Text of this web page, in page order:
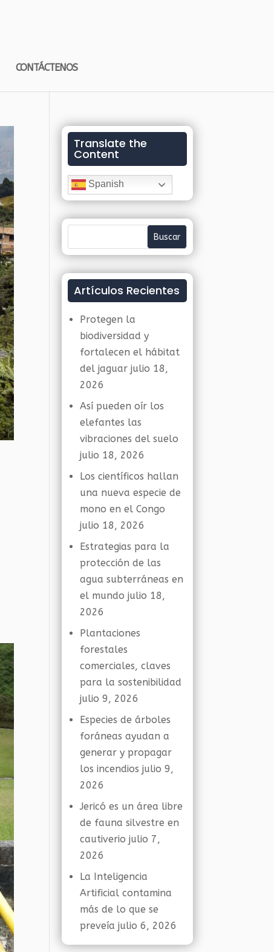
CONTÁCTENOS
Translate the
Content
Spanish
Artículos Recientes
Protegen la
biodiversidad y
fortalecen el hábitat
del jaguar julio 18,
2026
Así pueden oír los
elefantes las
vibraciones del suelo
julio 18, 2026
Los científicos hallan
una nueva especie de
mono en el Congo
julio 18, 2026
Estrategias para la
protección de las
agua subterráneas en
el mundo julio 18,
2026
Plantaciones
forestales
comerciales, claves
para la sostenibilidad
julio 9, 2026
Especies de árboles
foráneas ayudan a
generar y propagar
los incendios julio 9,
2026
Jericó es un área libre
de fauna silvestre en
cautiverio julio 7,
2026
La Inteligencia
Artificial contamina
más de lo que se
preveía julio 6, 2026